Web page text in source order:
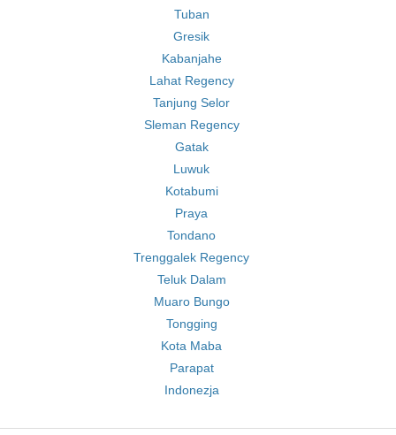
Tuban
Gresik
Kabanjahe
Lahat Regency
Tanjung Selor
Sleman Regency
Gatak
Luwuk
Kotabumi
Praya
Tondano
Trenggalek Regency
Teluk Dalam
Muaro Bungo
Tongging
Kota Maba
Parapat
Indonezja